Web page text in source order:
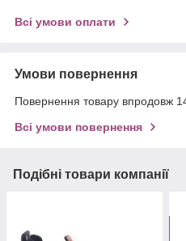
Всі умови оплати
Умови повернення
Повернення товару впродовж
Всі умови повернення
Подібні товари компанії